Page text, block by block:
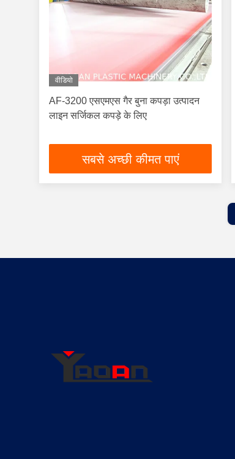
वीडियो
AF-3200 एसएमएस गैर बुना कपड़ा उत्पादन
लाइन सर्जिकल कपड़े के लिए
सबसे अच्छी कीमत पाएं